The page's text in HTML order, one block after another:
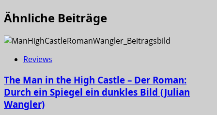
Ähnliche Beiträge
Reviews
The Man in the High Castle – Der Roman:
Durch ein Spiegel ein dunkles Bild (Julian
Wangler)